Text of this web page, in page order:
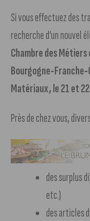
Si vous effectuez des
recherche d’un nouvel
Chambre des
Bourgogne-Franche-
Matériaux, le 21 et
Près de chez vous,
des surplus
etc.)
des articles